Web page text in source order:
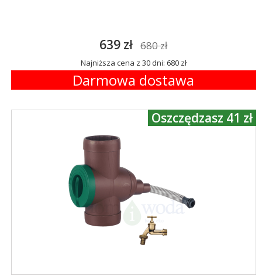
639 zł 680 zł
Najniższa cena z 30 dni: 680 zł
Darmowa dostawa
Oszczędzasz 41 zł